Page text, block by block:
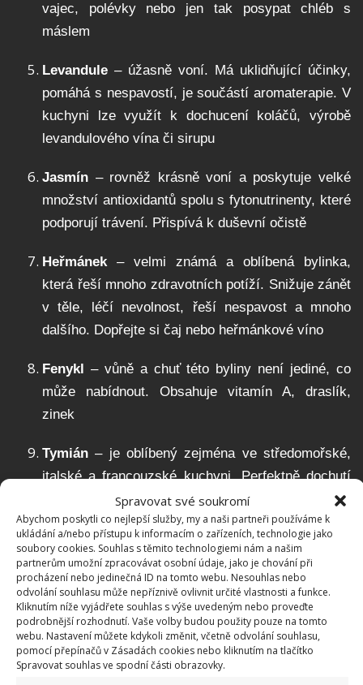
Spravovat své soukromí
Abychom poskytli co nejlepší služby, my a naši partneři používáme k
ukládání a/nebo přístupu k informacím o zařízeních, technologie jako
soubory cookies. Souhlas s těmito technologiemi nám a našim
partnerům umožní zpracovávat osobní údaje, jako je chování při
procházení nebo jedinečná ID na tomto webu. Nesouhlas nebo
odvolání souhlasu může nepříznivě ovlivnit určité vlastnosti a funkce.
Kliknutím níže vyjádřete souhlas s výše uvedeným nebo proveďte
podrobnější rozhodnutí. Vaše volby budou použity pouze na tomto
webu. Nastavení můžete kdykoli změnit, včetně odvolání souhlasu,
pomocí přepínačů v Zásadách cookies nebo kliknutím na tlačítko
Spravovat souhlas ve spodní části obrazovky.
vajec, polévky nebo jen tak posypat chléb s
máslem
Levandule – úžasně voní. Má uklidňující účinky,
pomáhá s nespavostí, je součástí aromaterapie. V
kuchyni lze využít k dochucení koláčů, výrobě
levandulového vína či sirupu
Jasmín – rovněž krásně voní a poskytuje velké
množství antioxidantů spolu s fytonutrinenty, které
podporují trávení. Přispívá k duševní očistě
Heřmánek– velmi známá a oblíbená bylinka,
která řeší mnoho zdravotních potíží. Snižuje zánět
v těle, léčí nevolnost, řeší nespavost a mnoho
dalšího. Dopřejte si čaj nebo heřmánkové víno
Fenykl – vůně a chuť této byliny není jediné, co
může nabídnout. Obsahuje vitamín A, draslík,
zinek
Tymián– je oblíbený zejména ve středomořské,
italské a francouzské kuchyni. Perfektně dochutí
jehněčí, drůbež, ale i vejce a zeleninu. Hodí se do
dušených pokrmů a polévek. Obsahuje spoustu
živin a enzymů
Rozmarýn– má všestranné využití od kuchyně,
po léčení. Masům a pečené zelenině dodá pikantní
chuť a vůně byliny zklidňuje mysl a podporuje
koncentraci